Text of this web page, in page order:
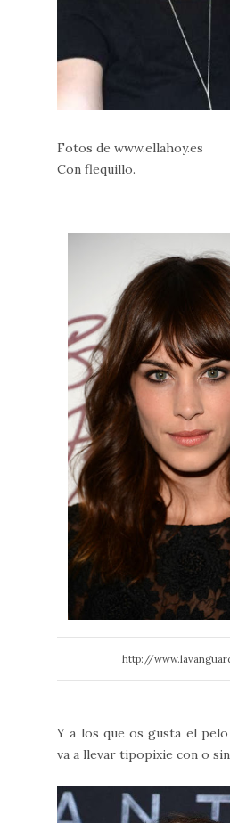
Fotos de www.ellahoy.es
Con flequillo.
http://
Y a los que os gusta el
va a llevar tipopixie con o